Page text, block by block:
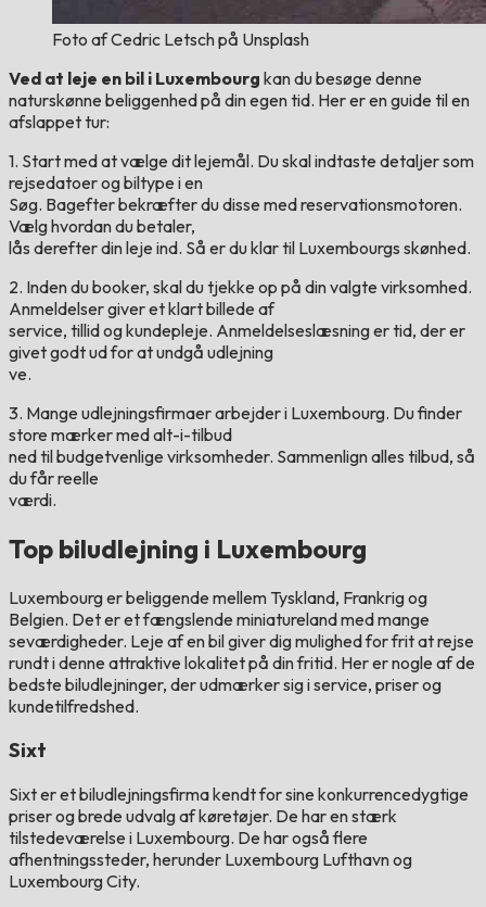
Foto af Cedric Letsch på Unsplash
Ved at leje en bil i Luxembourg kan du besøge denne
naturskønne beliggenhed på din egen tid. Her er en guide til en
afslappet tur:
1. Start med at vælge dit lejemål. Du skal indtaste detaljer som
rejsedatoer og biltype i en
Søg. Bagefter bekræfter du disse med reservationsmotoren.
Vælg hvordan du betaler,
lås derefter din leje ind. Så er du klar til Luxembourgs skønhed.
2. Inden du booker, skal du tjekke op på din valgte virksomhed.
Anmeldelser giver et klart billede af
service, tillid og kundepleje. Anmeldelseslæsning er tid, der er
givet godt ud for at undgå udlejning
ve.
3. Mange udlejningsfirmaer arbejder i Luxembourg. Du finder
store mærker med alt-i-tilbud
ned til budgetvenlige virksomheder. Sammenlign alles tilbud, så
du får reelle
værdi.
Top biludlejning i Luxembourg
Luxembourg er beliggende mellem Tyskland, Frankrig og
Belgien. Det er et fængslende miniatureland med mange
seværdigheder. Leje af en bil giver dig mulighed for frit at rejse
rundt i denne attraktive lokalitet på din fritid. Her er nogle af de
bedste biludlejninger, der udmærker sig i service, priser og
kundetilfredshed.
Sixt
Sixt er et biludlejningsfirma kendt for sine konkurrencedygtige
priser og brede udvalg af køretøjer. De har en stærk
tilstedeværelse i Luxembourg. De har også flere
afhentningssteder, herunder Luxembourg Lufthavn og
Luxembourg City.